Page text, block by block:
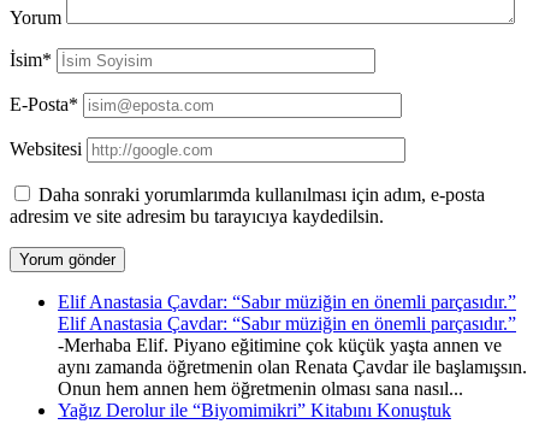
Yorum
İsim*
E-Posta*
Websitesi
Daha sonraki yorumlarımda kullanılması için adım, e-posta
adresim ve site adresim bu tarayıcıya kaydedilsin.
Elif Anastasia Çavdar: “Sabır müziğin en önemli parçasıdır.”
Elif Anastasia Çavdar: “Sabır müziğin en önemli parçasıdır.”
-Merhaba Elif. Piyano eğitimine çok küçük yaşta annen ve
aynı zamanda öğretmenin olan Renata Çavdar ile başlamışsın.
Onun hem annen hem öğretmenin olması sana nasıl...
Yağız Derolur ile “Biyomimikri” Kitabını Konuştuk